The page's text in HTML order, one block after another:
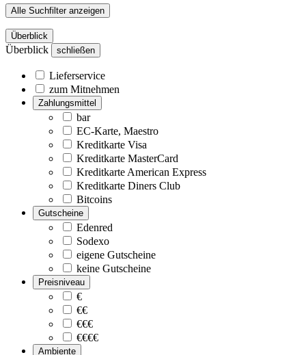
Alle Suchfilter anzeigen
Überblick
Überblick schließen
Lieferservice
zum Mitnehmen
Zahlungsmittel
bar
EC-Karte, Maestro
Kreditkarte Visa
Kreditkarte MasterCard
Kreditkarte American Express
Kreditkarte Diners Club
Bitcoins
Gutscheine
Edenred
Sodexo
eigene Gutscheine
keine Gutscheine
Preisniveau
€
€€
€€€
€€€€
Ambiente